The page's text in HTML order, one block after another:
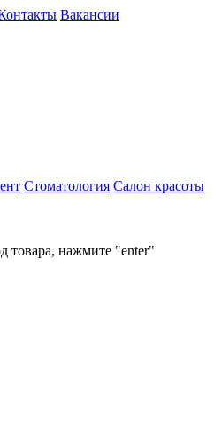
Вакансии
Стоматология Салон красоты
товара, нажмите "enter"